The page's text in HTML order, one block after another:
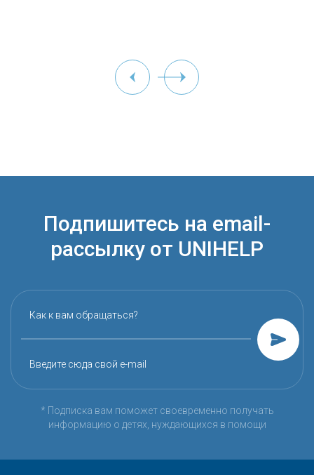
Подпишитесь на email-
рассылку от UNIHELP
Как к вам обращаться?
Введите сюда свой e-mail
* Подписка вам поможет своевременно получать
информацию о детях, нуждающихся в помощи